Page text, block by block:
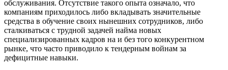
обслуживания. Отсутствие такого опыта означало, что
компаниям приходилось либо вкладывать значительные
средства в обучение своих нынешних сотрудников, либо
сталкиваться с трудной задачей найма новых
специализированных кадров на и без того конкурентном
рынке, что часто приводило к тендерным войнам за
дефицитные навыки.